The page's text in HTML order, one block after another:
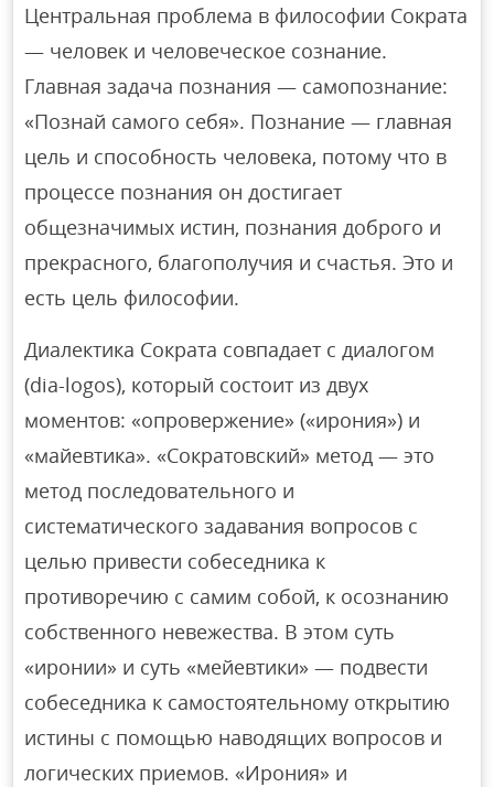
Центральная проблема в философии Сократа
— человек и человеческое сознание.
Главная задача познания — самопознание:
«Познай самого себя». Познание — главная
цель и способность человека, потому что в
процессе познания он достигает
общезначимых истин, познания доброго и
прекрасного, благополучия и счастья. Это и
есть цель философии.
Диалектика Сократа совпадает с диалогом
(dia-logos), который состоит из двух
моментов: «опровержение» («ирония») и
«майевтика». «Сократовский» метод — это
метод последовательного и
систематического задавания вопросов с
целью привести собеседника к
противоречию с самим собой, к осознанию
собственного невежества. В этом суть
«иронии» и суть «мейевтики» — подвести
собеседника к самостоятельному открытию
истины с помощью наводящих вопросов и
логических приемов. «Ирония» и